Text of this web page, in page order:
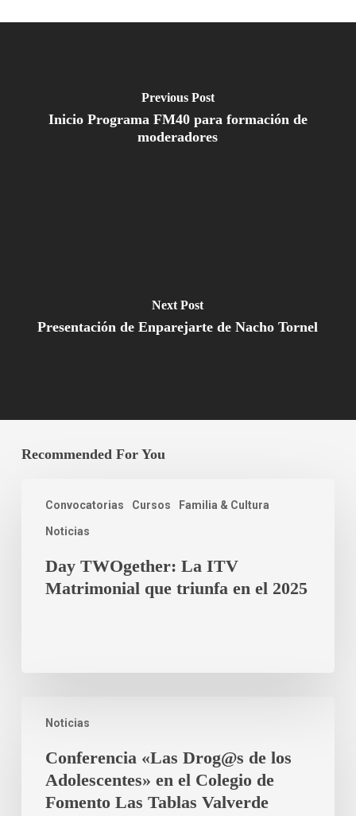
Previous Post
Inicio Programa FM40 para formación de
moderadores
Next Post
Presentación de Enparejarte de Nacho Tornel
Recommended For You
Convocatorias Cursos Familia & Cultura
Noticias
Day TWOgether: La ITV
Matrimonial que triunfa en el 2025
Noticias
Conferencia «Las Drog@s de los
Adolescentes» en el Colegio de
Fomento Las Tablas Valverde